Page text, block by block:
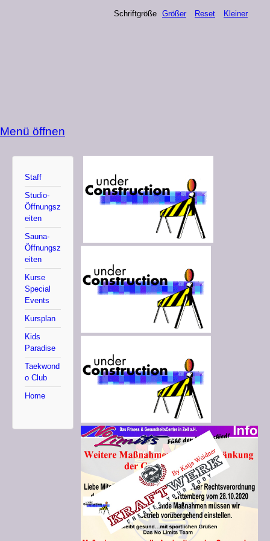
Menü öffnen
Schriftgröße Größer Reset Kleiner
Staff
Studio-
Öffnungsz
eiten
Sauna-
Öffnungsz
eiten
Kurse
Special
Events
Kursplan
Kids
Paradise
Taekwond
o Club
Home